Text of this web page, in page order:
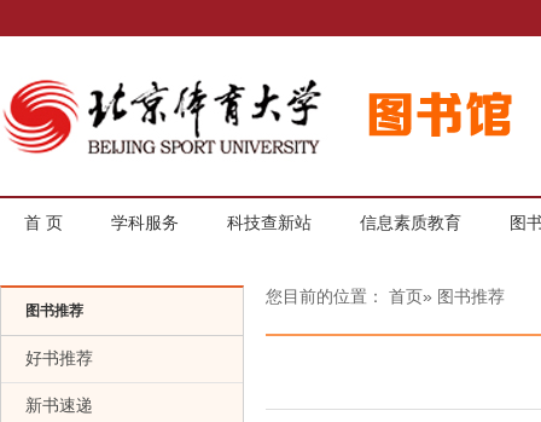
首 页 学科服务 科技查新站 信息素质教育 图
图书推荐
好书推荐
新书速递
您目前的位置： 首页» 图书推荐